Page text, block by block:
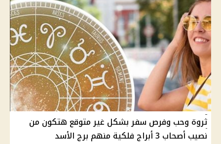
ثروة وحب وفرص سفر بشكل غير متوقع هتكون من
نصيب أصحاب 3 أبراج فلكية منهم برج الأسد